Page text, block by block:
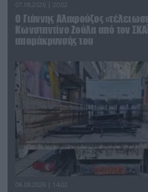
07.08.2026 | 20:02
Ο Γιάννης Αλαφούζος
Κωνσταντίνο Ζούλα από τον
απομάκρυνσής του
06.08.2026 | 14:02